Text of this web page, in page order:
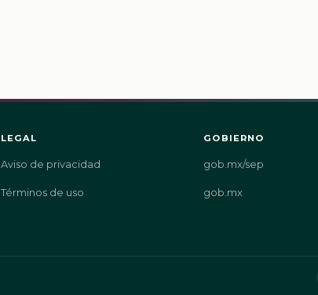
LEGAL
Aviso de privacidad
Términos de uso
GOBIERNO
gob.mx/sep
gob.mx